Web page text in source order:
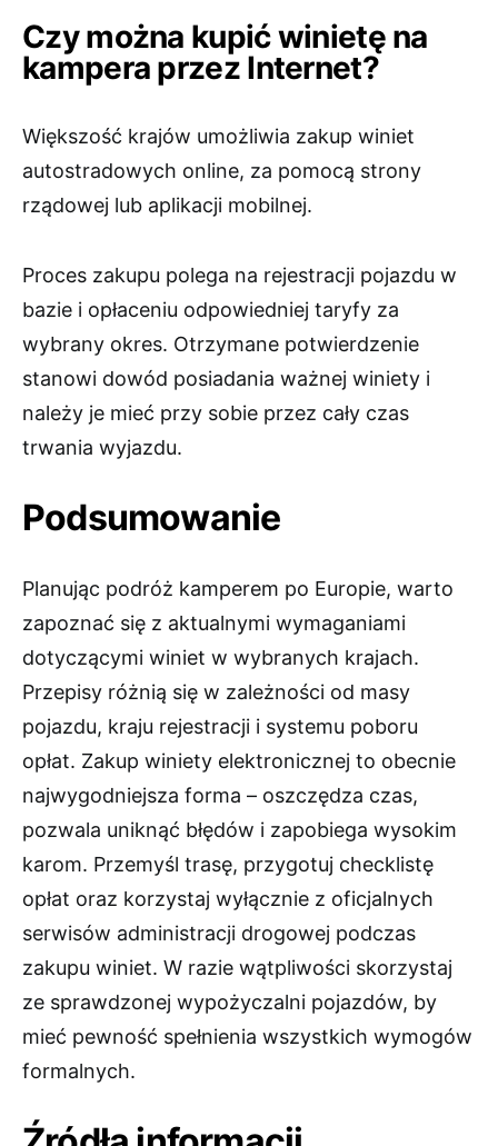
Czy można kupić winietę na
kampera przez Internet?
Większość krajów umożliwia zakup winiet
autostradowych online, za pomocą strony
rządowej lub aplikacji mobilnej.
Proces zakupu polega na rejestracji pojazdu w
bazie i opłaceniu odpowiedniej taryfy za
wybrany okres. Otrzymane potwierdzenie
stanowi dowód posiadania ważnej winiety i
należy je mieć przy sobie przez cały czas
trwania wyjazdu.
Podsumowanie
Planując podróż kamperem po Europie, warto
zapoznać się z aktualnymi wymaganiami
dotyczącymi winiet w wybranych krajach.
Przepisy różnią się w zależności od masy
pojazdu, kraju rejestracji i systemu poboru
opłat. Zakup winiety elektronicznej to obecnie
najwygodniejsza forma – oszczędza czas,
pozwala uniknąć błędów i zapobiega wysokim
karom. Przemyśl trasę, przygotuj checklistę
opłat oraz korzystaj wyłącznie z oficjalnych
serwisów administracji drogowej podczas
zakupu winiet. W razie wątpliwości skorzystaj
ze sprawdzonej wypożyczalni pojazdów, by
mieć pewność spełnienia wszystkich wymogów
formalnych.